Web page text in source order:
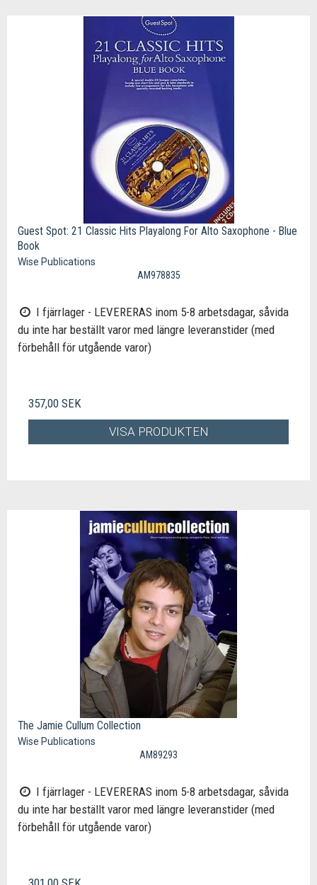
Guest Spot: 21 Classic Hits Playalong For Alto Saxophone - Blue
Book
Wise Publications
AM978835
I fjärrlager - LEVERERAS inom 5-8 arbetsdagar, såvida
du inte har beställt varor med längre leveranstider (med
förbehåll för utgående varor)
357,00 SEK
VISA PRODUKTEN
The Jamie Cullum Collection
Wise Publications
AM89293
I fjärrlager - LEVERERAS inom 5-8 arbetsdagar, såvida
du inte har beställt varor med längre leveranstider (med
förbehåll för utgående varor)